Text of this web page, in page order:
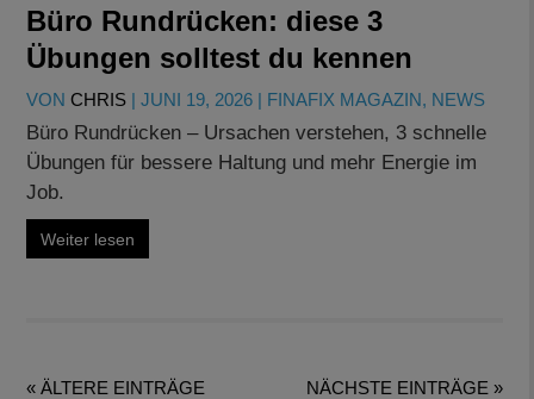
Büro Rundrücken: diese 3
Übungen solltest du kennen
VONCHRIS |JUNI 19, 2026 | FINAFIX MAGAZIN, NEWS
Büro Rundrücken – Ursachen verstehen, 3 schnelle
Übungen für bessere Haltung und mehr Energie im
Job.
Weiter lesen
« ÄLTERE EINTRÄGE NÄCHSTE EINTRÄGE »